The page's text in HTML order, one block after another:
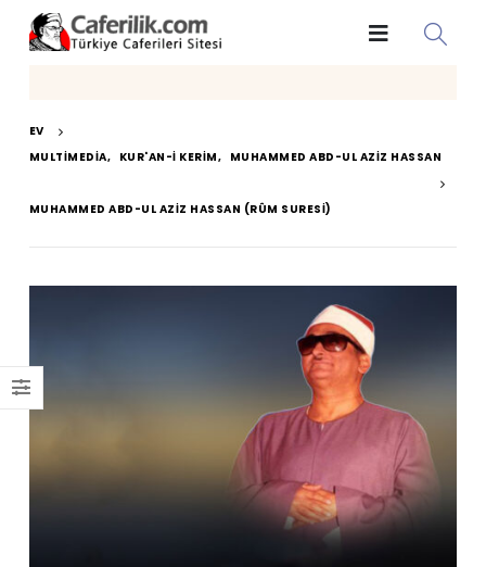
EV
MULTIMEDIA, KUR'AN-I KERIM, MUHAMMED ABD-UL AZIZ HASSAN
MUHAMMED ABD-UL AZIZ HASSAN (RÛM SURESI)